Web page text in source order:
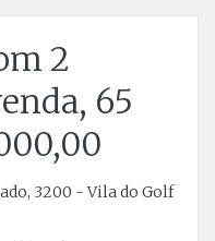
2
65
3200 - Vila do Golf